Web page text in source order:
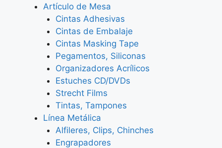
Artículo de Mesa
Cintas Adhesivas
Cintas de Embalaje
Cintas Masking Tape
Pegamentos, Siliconas
Organizadores Acrílicos
Estuches CD/DVDs
Strecht Films
Tintas, Tampones
Línea Metálica
Alfileres, Clips, Chinches
Engrapadores